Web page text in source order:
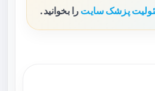
پزشک سایت را بخوانید.